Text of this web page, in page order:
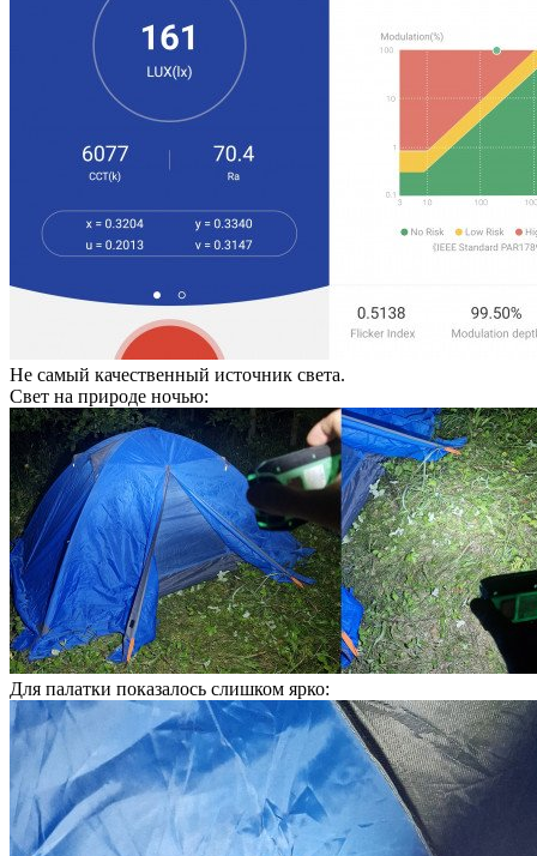
Не самый качественный источник света.
Свет на природе ночью:
Для палатки показалось слишком ярко: